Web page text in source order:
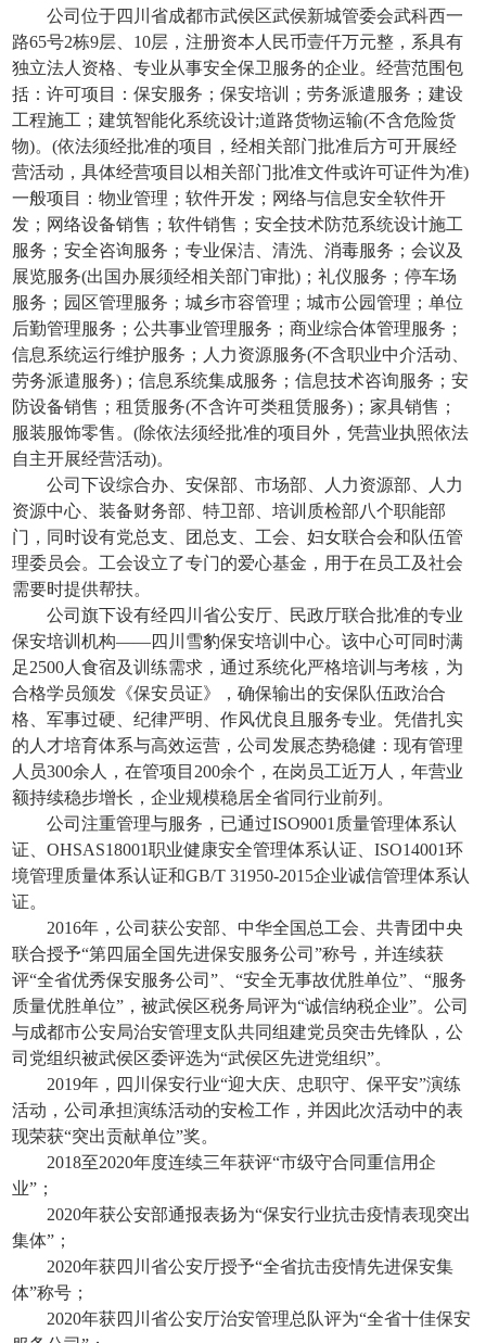
公司位于四川省成都市武侯区武侯新城管委会武科西一
路65号2栋9层、 10层，注册资本人民币壹仟万元整，系具有
独立法人资格、专业从事安全保卫服务的企业。经营范围包
括：许可项目：保安服务；保安培训；劳务派遣服务；建设
工程施工；建筑智能化系统设计;道路货物运输(不含危险货
物)。(依法须经批准的项目，经相关部门批准后方可开展经
营活动，具体经营项目以相关部门批准文件或许可证件为准)
一般项目：物业管理；软件开发；网络与信息安全软件开
发；网络设备销售；软件销售；安全技术防范系统设计施工
服务；安全咨询服务；专业保洁、清洗、消毒服务；会议及
展览服务(出国办展须经相关部门审批)；礼仪服务；停车场
服务；园区管理服务；城乡市容管理；城市公园管理；单位
后勤管理服务；公共事业管理服务；商业综合体管理服务；
信息系统运行维护服务；人力资源服务(不含职业中介活动、
劳务派遣服务)；信息系统集成服务；信息技术咨询服务；安
防设备销售；租赁服务(不含许可类租赁服务)；家具销售；
服装服饰零售。(除依法须经批准的项目外，凭营业执照依法
自主开展经营活动)。
公司下设综合办、安保部、市场部、人力资源部、人力
资源中心、装备财务部、特卫部、培训质检部八个职能部
门，同时设有党总支、团总支、工会、妇女联合会和队伍管
理委员会。工会设立了专门的爱心基金，用于在员工及社会
需要时提供帮扶。
公司旗下设有经四川省公安厅、民政厅联合批准的专业
保安培训机构——四川雪豹保安培训中心。该中心可同时满
足2500人食宿及训练需求，通过系统化严格培训与考核，为
合格学员颁发《保安员证》，确保输出的安保队伍政治合
格、军事过硬、纪律严明、作风优良且服务专业。凭借扎实
的人才培育体系与高效运营，公司发展态势稳健：现有管理
人员300余人，在管项目200余个，在岗员工近万人，年营业
额持续稳步增长，企业规模稳居全省同行业前列。
公司注重管理与服务，已通过ISO9001质量管理体系认
证、OHSAS18001职业健康安全管理体系认证、ISO14001环
境管理质量体系认证和GB/T 31950-2015企业诚信管理体系认
证。
2016年，公司获公安部、中华全国总工会、共青团中央
联合授予“第四届全国先进保安服务公司”称号，并连续获
评“全省优秀保安服务公司”、“安全无事故优胜单位”、“服务
质量优胜单位”，被武侯区税务局评为“诚信纳税企业”。公司
与成都市公安局治安管理支队共同组建党员突击先锋队，公
司党组织被武侯区委评选为“武侯区先进党组织”。
2019年 ， 四川保安行业“迎大庆、忠职守、保平安”演练
活动，公司承担演练活动的安检工作，并因此次活动中的表
现荣获“突出贡献单位”奖。
2018至2020年度连续三年获评“市级守合同重信用企
业”；
2020年获公安部通报表扬为“保安行业抗击疫情表现突出
集体”；
2020年获四川省公安厅授予“全省抗击疫情先进保安集
体”称号；
2020年获四川省公安厅治安管理总队评为“全省十佳保安